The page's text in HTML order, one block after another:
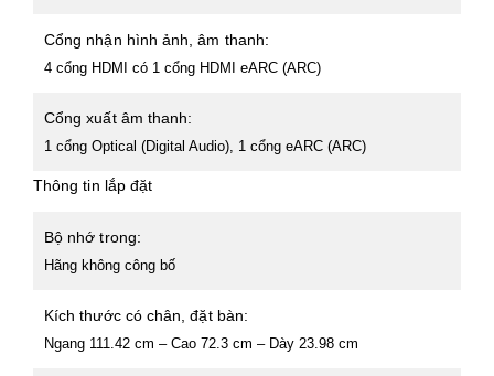
Cổng nhận hình ảnh, âm thanh:
4 cổng HDMI có 1 cổng HDMI eARC (ARC)
Cổng xuất âm thanh:
1 cổng Optical (Digital Audio), 1 cổng eARC (ARC)
Thông tin lắp đặt
Bộ nhớ trong:
Hãng không công bố
Kích thước có chân, đặt bàn:
Ngang 111.42 cm – Cao 72.3 cm – Dày 23.98 cm